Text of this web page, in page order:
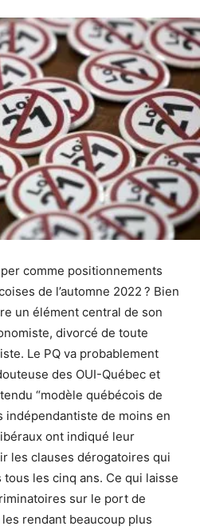
comme positionnements
de l’automne 2022 ? Bien
un élément central de son
divorcé de toute
Le PQ va probablement
des OUI-Québec et
“modèle québécois de
indépendantiste de moins en
ont indiqué leur
les clauses dérogatoires qui
les cinq ans. Ce qui laisse
sur le port de
rendant beaucoup plus